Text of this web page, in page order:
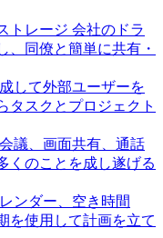
トレージ 会社のドラ
、同僚と簡単に共有・
して外部ユーザーを
タスクとプロジェクト
議、画面共有、通話
くのことを成し遂げる
ンダー、空き時間
を使用して計画を立て